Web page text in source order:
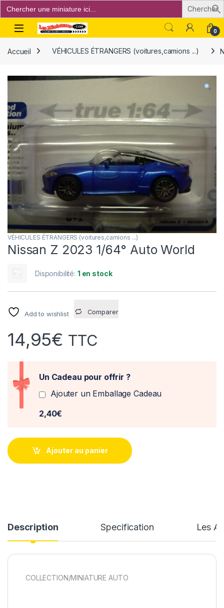
Search
for:
Open 0
Accueil VÉHICULES ÉTRANGERS (voitures,camions ...)
VÉHICULES ÉTRANGERS (voitures,camions ...)
Nissan Z 2023 1/64° Auto World
Disponibilité: 1 en stock
Add to wishlist Comparer
14,95€ TTC
Un Cadeau pour offrir ?
Ajouter un Emballage Cadeau
2,40€
Ajouter au panier
Description Specification Les
COLLECTION/MINIATURE AUTO